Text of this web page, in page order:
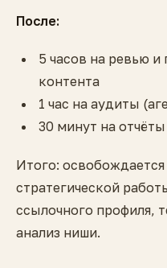
После:
5 часов на ревью и
контента
1 час на аудиты
30 минут на
Итого:
стратегической
ссылочного профиля,
анализ ниши.